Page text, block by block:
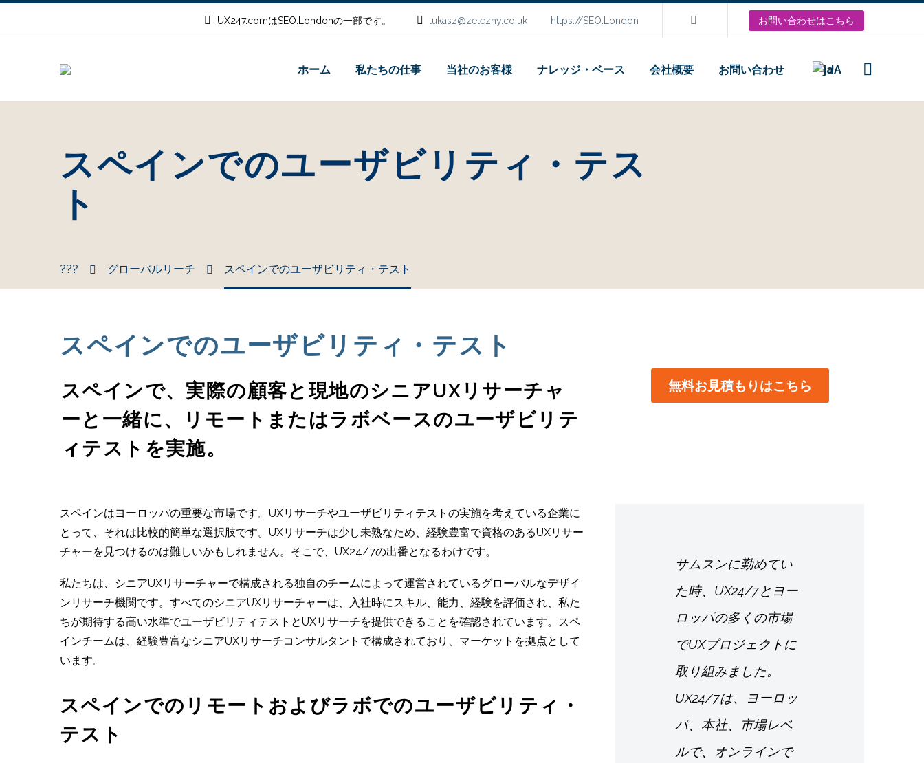
UX247.comはSEO.Londonの一部です。 lukasz@zelezny.co.uk https://SEO.London お問い合わせはこちら
ホーム 私たちの仕事 当社のお客様 ナレッジ・ベース 会社概要 お問い合わせ JA
スペインでのユーザビリティ・テス
ト
??? グローバルリーチ スペインでのユーザビリティ・テスト
スペインでのユーザビリティ・テスト
スペインで、実際の顧客と現地のシニアUXリサーチャ
ーと一緒に、リモートまたはラボベースのユーザビリテ
ィテストを実施。
無料お見積もりはこちら
スペインはヨーロッパの重要な市場です。UXリサーチやユーザビリティテストの実施を考えている企業に
とって、それは比較的簡単な選択肢です。UXリサーチは少し未熟なため、経験豊富で資格のあるUXリサー
チャーを見つけるのは難しいかもしれません。そこで、UX24/7の出番となるわけです。
私たちは、シニアUXリサーチャーで構成される独自のチームによって運営されているグローバルなデザイ
ンリサーチ機関です。すべてのシニアUXリサーチャーは、入社時にスキル、能力、経験を評価され、私た
ちが期待する高い水準でユーザビリティテストとUXリサーチを提供できることを確認されています。スペ
インチームは、経験豊富なシニアUXリサーチコンサルタントで構成されており、マーケットを拠点として
います。
スペインでのリモートおよびラボでのユーザビリティ・
テスト
サムスンに勤めてい
た時、UX24/7とヨー
ロッパの多くの市場
でUXプロジェクトに
取り組みました。
UX24/7は、ヨーロッ
パ、本社、市場レベ
ルで、オンラインで